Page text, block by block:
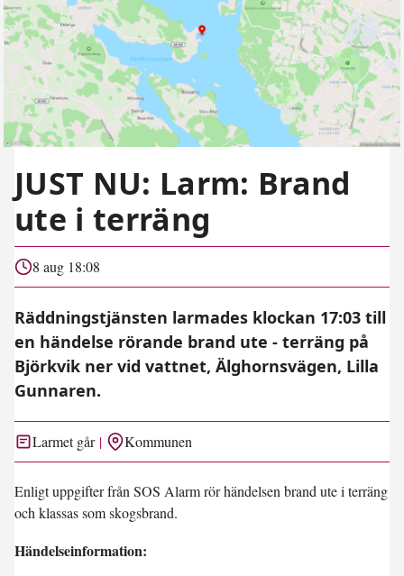
JUST NU: Larm: Brand
ute i terräng
8 aug 18:08
Räddningstjänsten larmades klockan 17:03 till
en händelse rörande brand ute - terräng på
Björkvik ner vid vattnet, Älghornsvägen, Lilla
Gunnaren.
Larmet går Kommunen
Enligt uppgifter från SOS Alarm rör händelsen brand ute i terräng
och klassas som skogsbrand.
Händelseinformation: